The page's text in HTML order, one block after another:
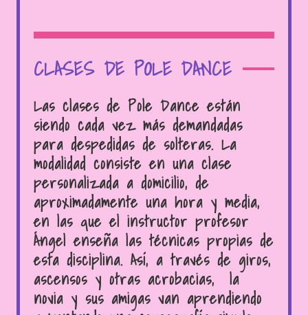
CLASES DE POLE DANCE
Las clases de Pole Dance están
siendo cada vez más demandadas
para despedidas de solteras. La
modalidad consiste en una clase
personalizada a domicilio, de
aproximadamente una hora y media,
en las que el instructor profesor
Ángel enseña las técnicas propias de
esta disciplina. Así, a través de giros,
ascensos y otras acrobacias, la
novia y sus amigas van aprendiendo